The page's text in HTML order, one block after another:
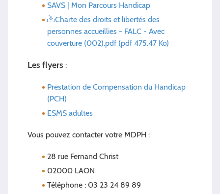
SAVS | Mon Parcours Handicap
Charte des droits et libertés des
personnes accueillies - FALC - Avec
couverture (002).pdf (pdf 475.47 Ko)
Les flyers :
Prestation de Compensation du Handicap
(PCH)
ESMS adultes
Vous pouvez contacter votre MDPH :
28 rue Fernand Christ
02000 LAON
Téléphone : 03 23 24 89 89